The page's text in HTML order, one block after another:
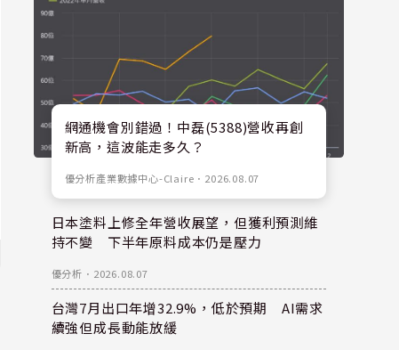
網通機會別錯過！中磊(5388)營收再創
新高，這波能走多久？
優分析產業數據中心-Claire ． 2026.08.07
日本塗料上修全年營收展望，但獲利預測維
持不變 下半年原料成本仍是壓力
優分析 ． 2026.08.07
台灣7月出口年增32.9%，低於預期 AI需求
續強但成長動能放緩